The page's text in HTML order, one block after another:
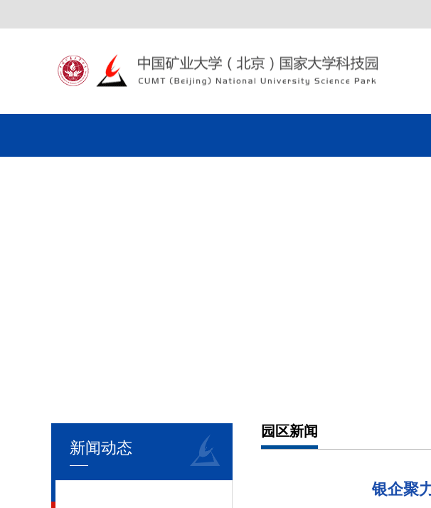
新闻动态
园区新闻
银企聚